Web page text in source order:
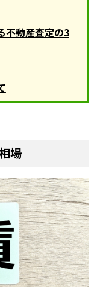
不動産査定の3
場